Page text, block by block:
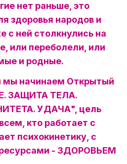
нет раньше, это
здоровья народов и
с ней столкнулись на
или переболели, или
и родные.
мы начинаем Открытый
ЗАЩИТА ТЕЛА.
УДАЧА", цель
кто работает с
психокинетику, с
- ЗДОРОВЬЕМ